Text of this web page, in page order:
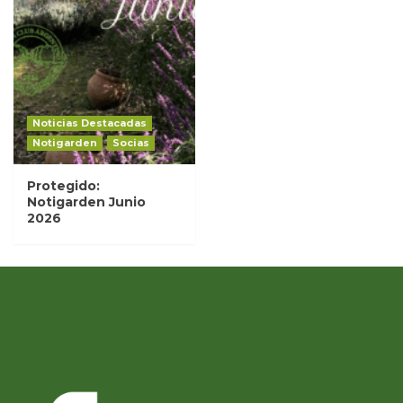
Noticias Destacadas
Notigarden
Socias
Protegido:
Notigarden Junio
2026